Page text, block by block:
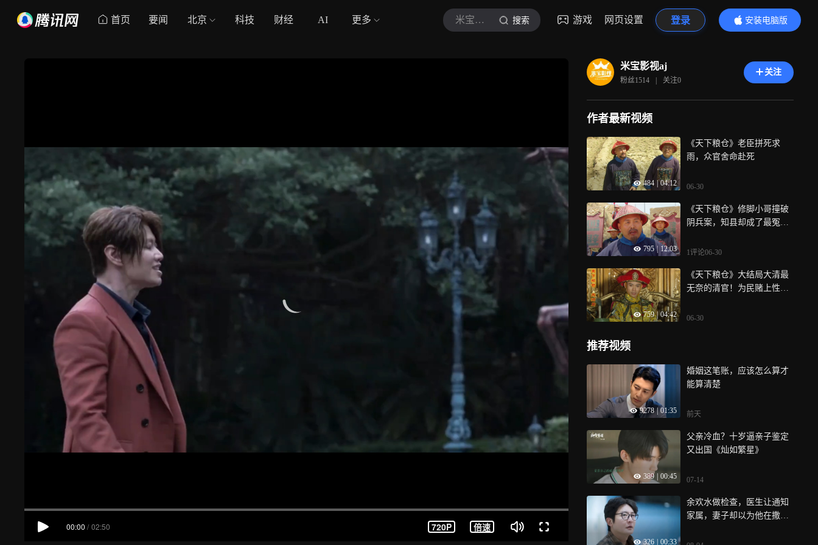
首页 要闻 北京 科技 财经 AI 更多 米宝影视aj 搜索 游戏 网页设置 登录
安装电脑版
内容更精彩
00:00 / 02:50 720P 倍速
米宝影视aj
粉丝1514 | 关注0
关注
作者最新视频
484 04:12
《天下粮仓》老臣拼死求
雨，众官舍命赴死
06-30
795 | 12:03
《天下粮仓》修脚小哥撞破
阴兵案，知县却成了最冤的
1评论06-30
759 | 04:42
《天下粮仓》大结局大清最
无奈的清官！为民赌上性
06-30
推荐视频
9278 | 01:35
婚姻这笔账，应该怎么算才
能算清楚
前天
389 00:45
父亲冷血？十岁逼亲子鉴定
又出国《灿如繁星》
07-14
326 00:33
余欢水做检查，医生让通知
家属，妻子却以为他在撒谎|